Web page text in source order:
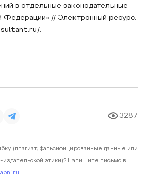
в отдельные законодательные
Федерации» // Электронный ресурс.
.
3287
(плагиат, фальсифицированные данные или
этики)? Напишите письмо в